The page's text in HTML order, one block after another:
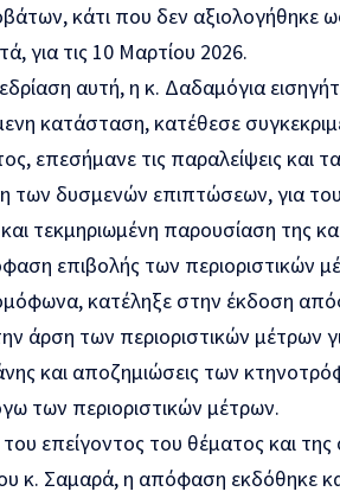
κάτι που δεν αξιολογήθηκε
για τις 10 Μαρτίου 2026.
αυτή, η κ. Δαδαμόγια
κατάσταση, κατέθεσε
επεσήμανε τις παραλείψεις και
των δυσμενών επιπτώσεων, για
και τεκμηριωμένη παρουσίαση της
επιβολής των περιοριστικών
κατέληξε στην έκδοση
άρση των περιοριστικών μέτρων
και αποζημιώσεις των
των περιοριστικών μέτρων.
επείγοντος του θέματος και
κ. Σαμαρά, η απόφαση εκδόθηκε